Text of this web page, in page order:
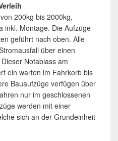
200kg bis 2000kg,
inkl. Montage. Die Aufzüge
geführt nach oben. Alle
über einen
Notablass am
ein warten im Fahrkorb bis
Bauaufzüge verfügen über
nur im geschlossenen
werden mit einer
sich an der Grundeinheit